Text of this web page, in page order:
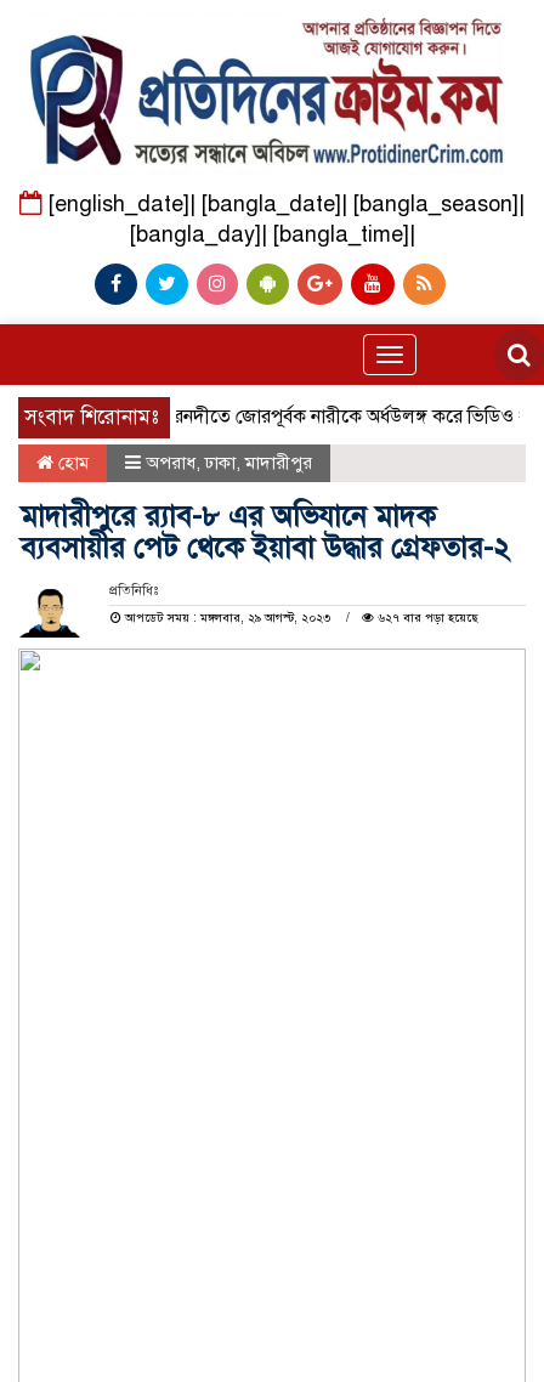
[english_date]| [bangla_date]| [bangla_season]|
[bangla_day]| [bangla_time]|
Toggle
navigation
সংবাদ শিরোনামঃগৌরনদীতে জোরপূর্বক নারীকে অর্ধউলঙ্গ করে ভিডিও ধারনের
হোম অপরাধ,ঢাকা,মাদারীপুর
মাদারীপুরে র‌্যাব-৮ এর অভিযানে মাদক
ব্যবসায়ীর পেট থেকে ইয়াবা উদ্ধার গ্রেফতার-২
প্রতিনিধিঃ
আপডেট সময় : মঙ্গলবার, ২৯ আগস্ট, ২০২৩
৬২৭ বার পড়া হয়েছে